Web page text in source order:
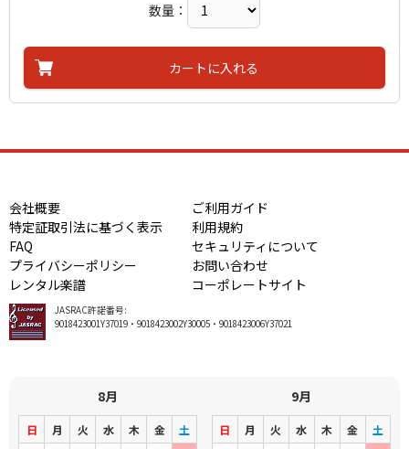
数量：
カートに入れる
会社概要
ご利用ガイド
特定証取引法に基づく表示
利用規約
FAQ
セキュリティについて
プライバシーポリシー
お問い合わせ
レンタル楽譜
コーポレートサイト
JASRAC許諾番号:
9018423001Y37019・9018423002Y30005・9018423006Y37021
8月
日 月 火 水 木 金 土
9月
日 月 火 水 木 金 土